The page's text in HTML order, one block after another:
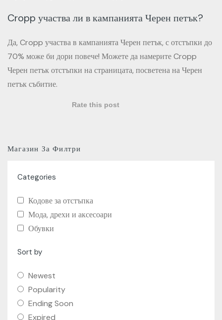
Cropp участва ли в кампанията Черен петък?
Да, Cropp участва в кампанията Черен петък, с отстъпки до
70% може би дори повече! Можете да намерите Cropp
Черен петък отстъпки на страницата, посветена на Черен
петък събитие.
Rate this post
Магазин За Филтри
Categories
Кодове за отстъпка
Мода, дрехи и аксесоари
Обувки
Sort by
Newest
Popularity
Ending Soon
Expired